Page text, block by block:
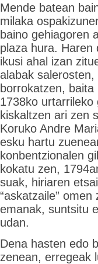
Mende batean
milaka
baino gehiagoren
plaza hura. Haren
ikusi ahal izan
alabak
borrokatzen, baita
1738ko
kiskaltzen ari zen
Koruko Andre
esku hartu
konbentzionalen
kokatu zen,
suak, hiriaren
“askatzaile”
emanak, suntsitu
udan.
Dena hasten edo
zenean, erregeak